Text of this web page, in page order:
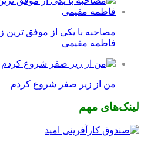
مصاحبه با یکی از موفق ترین
فاطمه مقیمی
من از زیر صفر شروع کردم
لینک‌های مهم